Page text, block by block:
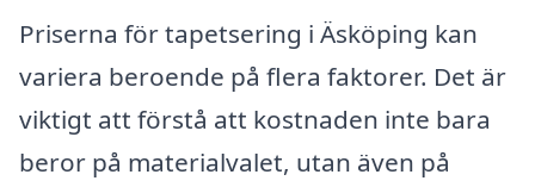
Priserna för tapetsering i Äsköping kan
variera beroende på flera faktorer. Det är
viktigt att förstå att kostnaden inte bara
beror på materialvalet, utan även på